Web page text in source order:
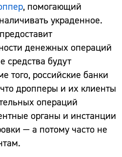
, помогающий
украденное.
денежных операций
средства будут
того, российские банки
дропперы и их клиенты
операций
органы и инстанции
— а потому часто не